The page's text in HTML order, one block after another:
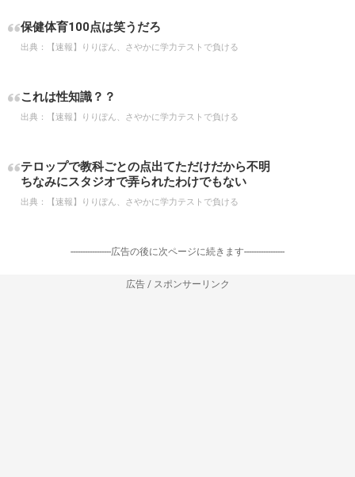
保健体育100点は笑うだろ
出典： 【速報】りりぽん、さやかに学力テストで負ける
これは性知識？？
出典： 【速報】りりぽん、さやかに学力テストで負ける
テロップで教科ごとの点出てただけだから不明
ちなみにスタジオで弄られたわけでもない
出典： 【速報】りりぽん、さやかに学力テストで負ける
-----------------広告の後に次ページに続きます-----------------
広告 / スポンサーリンク